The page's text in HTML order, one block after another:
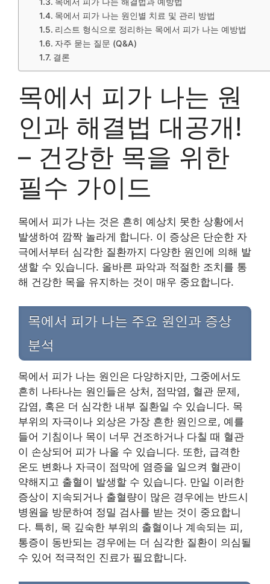
목에서 피가 나는 해결법과 예방법
목에서 피가 나는 원인별 치료 및 관리 방법
리스트 형식으로 정리하는 목에서 피가 나는 예방법
자주 묻는 질문 (Q&A)
결론
목에서 피가 나는 원
인과 해결법 대공개!
– 건강한 목을 위한
필수 가이드
목에서 피가 나는 것은 흔히 예상치 못한 상황에서
발생하여 깜짝 놀라게 합니다. 이 증상은 단순한 자
극에서부터 심각한 질환까지 다양한 원인에 의해 발
생할 수 있습니다. 올바른 파악과 적절한 조치를 통
해 건강한 목을 유지하는 것이 매우 중요합니다.
목에서 피가 나는 주요 원인과 증상
분석
목에서 피가 나는 원인은 다양하지만, 그중에서도
흔히 나타나는 원인들은 상처, 점막염, 혈관 문제,
감염, 혹은 더 심각한 내부 질환일 수 있습니다. 목
부위의 자극이나 외상은 가장 흔한 원인으로, 예를
들어 기침이나 목이 너무 건조하거나 다칠 때 혈관
이 손상되어 피가 나올 수 있습니다. 또한, 급격한
온도 변화나 자극이 점막에 염증을 일으켜 혈관이
약해지고 출혈이 발생할 수 있습니다. 만일 이러한
증상이 지속되거나 출혈량이 많은 경우에는 반드시
병원을 방문하여 정밀 검사를 받는 것이 중요합니
다. 특히, 목 깊숙한 부위의 출혈이나 계속되는 피,
통증이 동반되는 경우에는 더 심각한 질환이 의심될
수 있어 적극적인 진료가 필요합니다.